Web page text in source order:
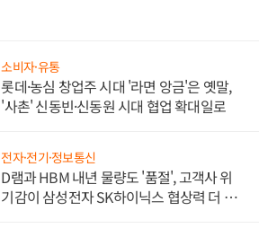
소비자·유통
롯데·농심 창업주 시대 '라면 앙금'은 옛말,
'사촌' 신동빈·신동원 시대 협업 확대일로
전자·전기·정보통신
D램과 HBM 내년 물량도 '품절', 고객사 위
기감이 삼성전자 SK하이닉스 협상력 더 키